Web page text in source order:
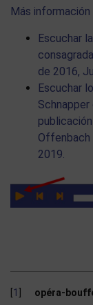
Más información
Escuchar
de 2016,
Escuchar
Offenbach
2019.
1 opéra-